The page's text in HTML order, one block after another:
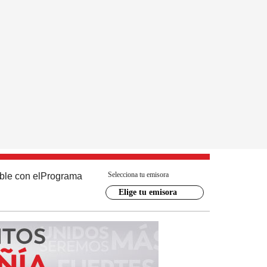
con el Programa Selecciona tu emisora
Elige tu emisora